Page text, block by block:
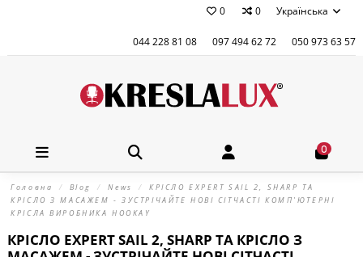
0 0 Українська
044 228 81 08 097 494 62 72 050 973 63 57
0
Головна Blog News
КРІСЛО EXPERT SAIL 2, SHARP ТА
КРІСЛО З МАСАЖЕМ - ЗУСТРІЧАЙТЕ НОВІ СІТЧАСТІ КОМП'ЮТЕРНІ
КРІСЛА ВИРОБНИКА HOOKAY
КРІСЛО EXPERT SAIL 2, SHARP ТА КРІСЛО З